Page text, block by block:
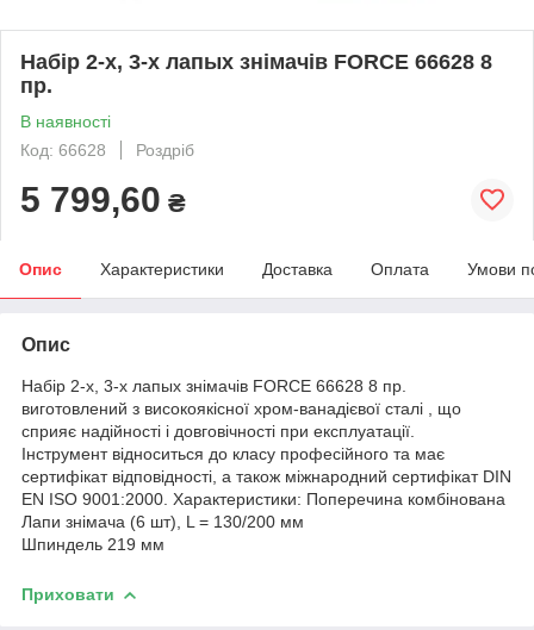
Набір 2-х, 3-х лапых знімачів FORCE 66628 8
пр.
В наявності
Код: 66628
Роздріб
5 799,60 ₴
Опис Характеристики Доставка Оплата Умови
Опис
Набір 2-х, 3-х лапых знімачів FORCE 66628 8 пр.
виготовлений з високоякісної хром-ванадієвої сталі , що
сприяє надійності і довговічності при експлуатації.
Інструмент відноситься до класу професійного та має
сертифікат відповідності, а також міжнародний сертифікат DIN
EN ISO 9001:2000. Характеристики: Поперечина комбінована
Лапи знімача (6 шт), L = 130/200 мм
Шпиндель 219 мм
Приховати